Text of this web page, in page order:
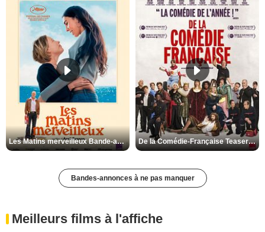
Les Matins merveilleux Bande-annonce VF De la Comédie-Française Teaser VF
Bandes-annonces à ne pas manquer
Meilleurs films à l'affiche